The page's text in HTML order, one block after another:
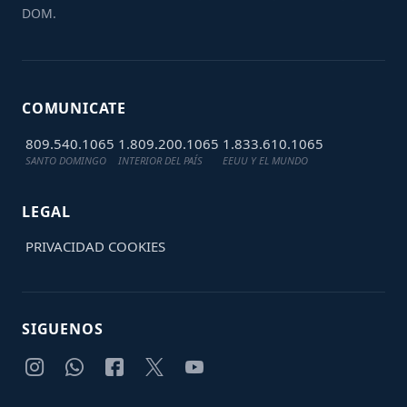
DOM.
COMUNICATE
809.540.1065
SANTO DOMINGO
1.809.200.1065
INTERIOR DEL PAÍS
1.833.610.1065
EEUU Y EL MUNDO
LEGAL
PRIVACIDAD COOKIES
SIGUENOS